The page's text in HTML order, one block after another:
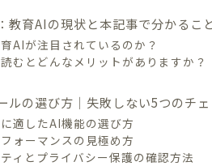
教育AIの現状と本記事で分かるこ
AIが注目されているのか？
むとどんなメリットがありますか？
ルの選び方｜失敗しない5つのチ
適したAI機能の選び方
ォーマンスの見極め方
ィとプライバシー保護の確認方法